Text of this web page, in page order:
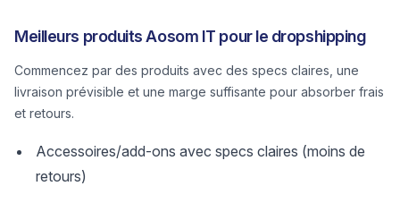
Meilleurs produits Aosom IT pour le dropshipping
Commencez par des produits avec des specs claires, une
livraison prévisible et une marge suffisante pour absorber frais
et retours.
Accessoires/add-ons avec specs claires (moins de
retours)